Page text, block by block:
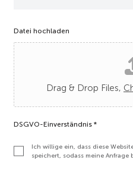
Datei hochladen
Drag & Drop Files,
s
e
DSGVO-Einverständnis *
Ich willige ein, dass diese
speichert, sodass meine